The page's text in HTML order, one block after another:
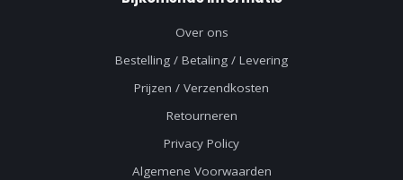
Over ons
Bestelling / Betaling / Levering
Prijzen / Verzendkosten
Retourneren
Privacy Policy
Algemene Voorwaarden